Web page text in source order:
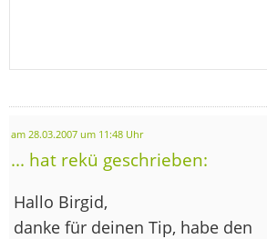
am 28.03.2007 um 11:48 Uhr
... hat rekü geschrieben:
Hallo Birgid,
danke für deinen Tip, habe den